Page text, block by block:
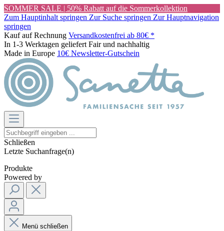
SOMMER SALE | 50% Rabatt auf die Sommerkollektion
Zum Hauptinhalt springen Zur Suche springen Zur Hauptnavigation
springen
Kauf auf Rechnung Versandkostenfrei ab 80€ *
In 1-3 Werktagen geliefert Fair und nachhaltig
Made in Europe 10€ Newsletter-Gutschein
Schließen
Letzte Suchanfrage(n)
Produkte
Powered by
Menü schließen